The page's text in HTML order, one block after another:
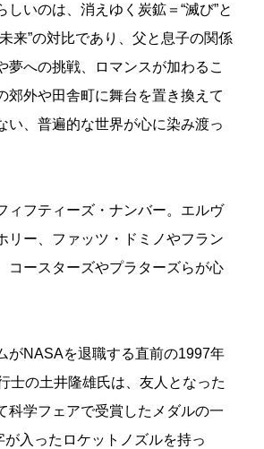
しいのは、消えゆく炭鉱＝“滅び”と
来”の対比であり、父と息子の関係
夢への挑戦、ロマンスが加わるこ
郊外や田舎町に舞台を置き換えて
い、普遍的な世界が心に染み渡っ
ィフティーズ・ナンバー。エルヴ
リー、ファッツ・ドミノやフラン
コースターズやプラターズらが心
がNASAを退職する直前の1997年
士の土井隆雄氏は、友人となった
科学フェアで受賞したメダルの一
が入ったロケットノズルを持っ